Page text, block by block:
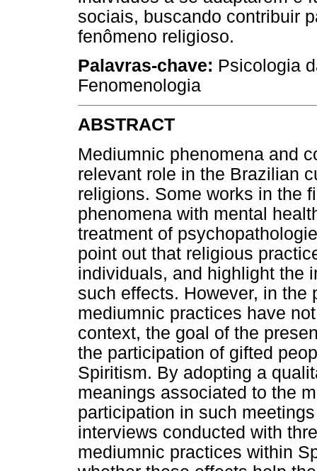
sociais, buscando contribuir
fenômeno religioso.
Palavras-chave: Psicologia
Fenomenologia
ABSTRACT
Mediumnic phenomena and
relevant role in the Brazilian
religions. Some works in the
phenomena with mental
treatment of
point out that religious
individuals, and highlight the
such effects. However, in
mediumnic practices have
context, the goal of the
the participation of gifted
Spiritism. By adopting a
meanings associated to the
participation in such
interviews conducted with
mediumnic practices within